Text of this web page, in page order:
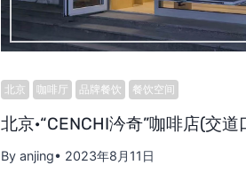
北京 咖啡厅 品牌餐饮 餐饮空间
北京·“CENCHI汵奇”咖啡店(交
By anjing• 2023年8月11日